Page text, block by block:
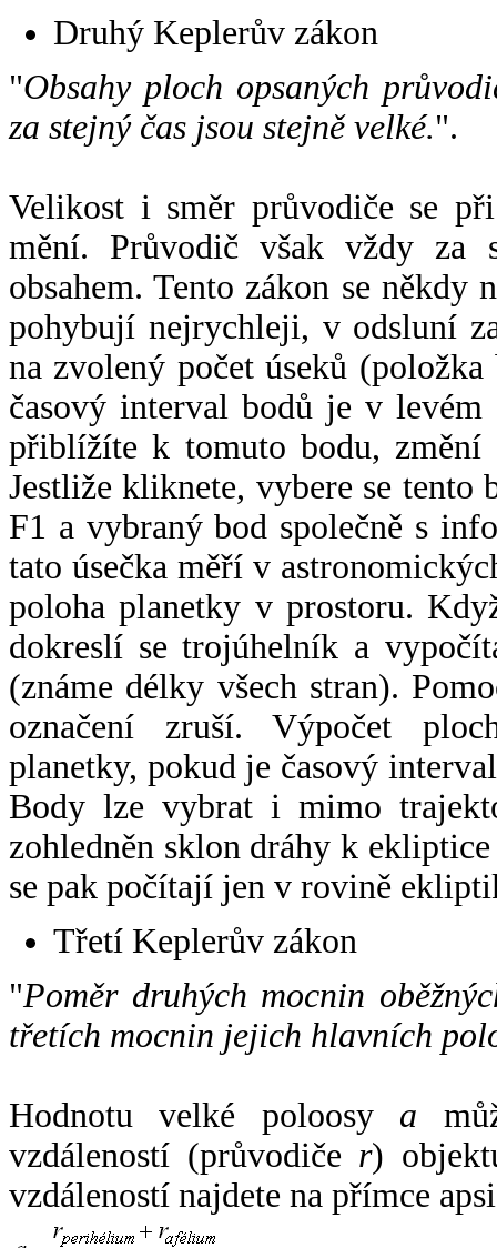
Druhý Keplerův zákon
"Obsahy ploch opsaných
za stejný čas jsou stejně velké.".
Velikost i směr průvodiče se
mění. Průvodič však vždy za
obsahem. Tento zákon se někdy
pohybují nejrychleji, v odsluní
na zvolený počet úseků
časový interval bodů je v
přiblížíte k tomuto bodu,
Jestliže kliknete, vybere se tento
F1 a vybraný bod společně s
tato úsečka měří v
poloha planetky v prostoru.
dokreslí se trojúhelník a
(známe délky všech stran).
označení zruší. Výpočet
planetky, pokud je časový
Body lze vybrat i mimo
zohledněn sklon dráhy k
se pak počítají jen v rovině
Třetí Keplerův zákon
"Poměr druhých mocnin
třetích mocnin jejich hlavních
Hodnotu velké poloosy a
vzdáleností (průvodiče r)
vzdáleností najdete na přímce